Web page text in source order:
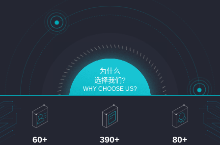
为什么
选择我们?
WHY CHOOSE US?
60+ 390+ 80+